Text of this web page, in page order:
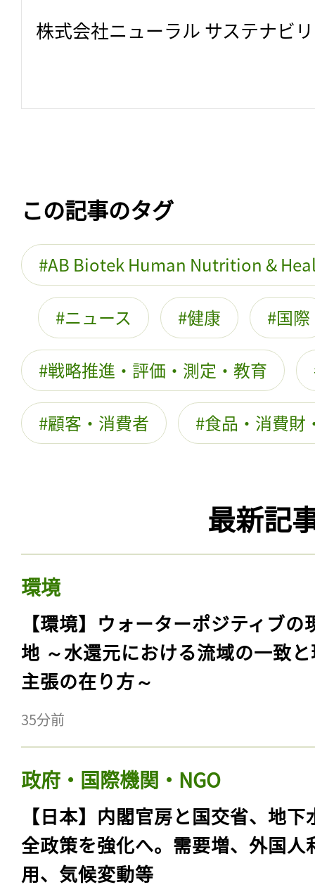
株式会社ニューラル サステナビ
この記事のタグ
AB Biotek Human Nutrition &
ニュース 健康 国際
戦略推進・評価・測定・教育
顧客・消費者 食品・消費財
最新記
環境
【環境】ウォーターポジティブの
地 ～水還元における流域の一致
主張の在り方～
35分前
政府・国際機関・NGO
【日本】内閣官房と国交省、地下
全政策を強化へ。需要増、外国人
用、気候変動等